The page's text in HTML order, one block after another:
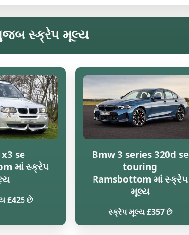
સ્ક્રેપ મૂલ્ય
se
માં સ્ક્રેપ
£425 છે
Bmw 3 series 320d se
touring
Ramsbottom માં સ્ક્રેપ
મૂલ્ય
સ્ક્રેપ મૂલ્ય £357 છે